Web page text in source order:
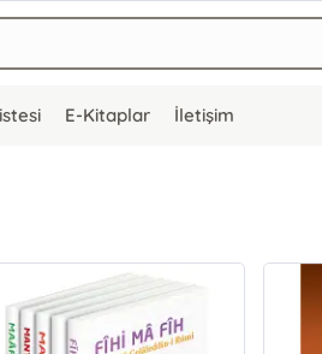
E-Kitaplar İletişim